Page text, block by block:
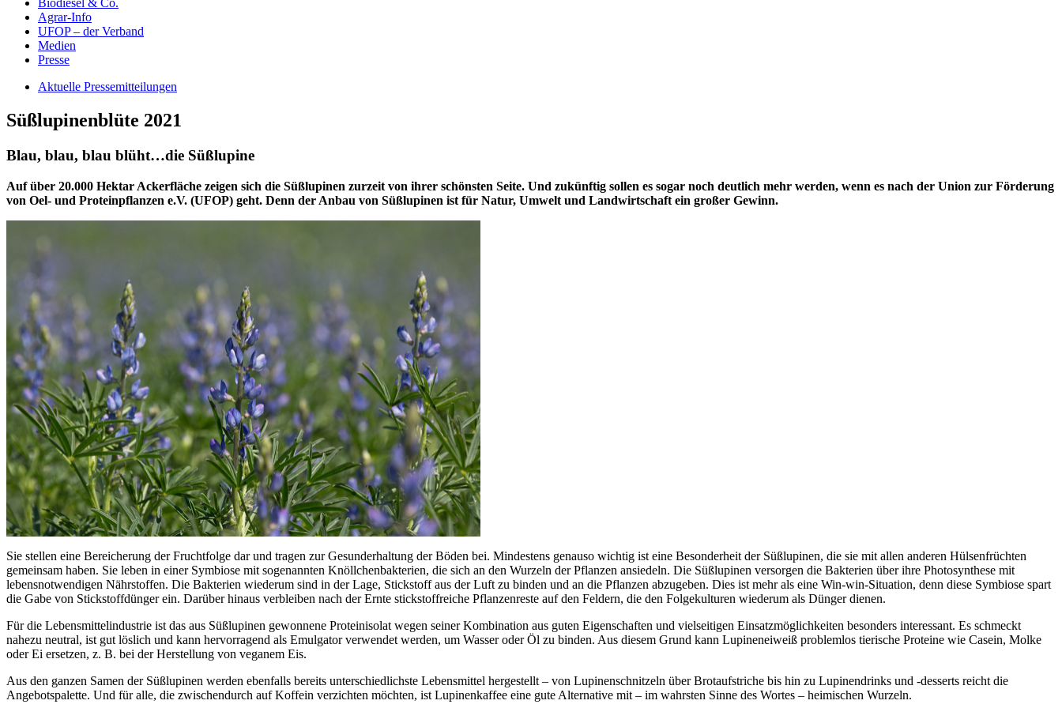
Biodiesel & Co.
Agrar-Info
UFOP – der Verband
Medien
Presse
Aktuelle Pressemitteilungen
Süßlupinenblüte 2021
Blau, blau, blau blüht…die Süßlupine
Auf über 20.000 Hektar Ackerfläche zeigen sich die Süßlupinen zurzeit von ihrer schönsten Seite. Und zukünftig sollen es sogar noch deutlich mehr werden, wenn es nach der Union zur Förderung
von Oel- und Proteinpflanzen e.V. (UFOP) geht. Denn der Anbau von Süßlupinen ist für Natur, Umwelt und Landwirtschaft ein großer Gewinn.
Sie stellen eine Bereicherung der Fruchtfolge dar und tragen zur Gesunderhaltung der Böden bei. Mindestens genauso wichtig ist eine Besonderheit der Süßlupinen, die sie mit allen anderen Hülsenfrüchten
gemeinsam haben. Sie leben in einer Symbiose mit sogenannten Knöllchenbakterien, die sich an den Wurzeln der Pflanzen ansiedeln. Die Süßlupinen versorgen die Bakterien über ihre Photosynthese mit
lebensnotwendigen Nährstoffen. Die Bakterien wiederum sind in der Lage, Stickstoff aus der Luft zu binden und an die Pflanzen abzugeben. Dies ist mehr als eine Win-win-Situation, denn diese Symbiose spart
die Gabe von Stickstoffdünger ein. Darüber hinaus verbleiben nach der Ernte stickstoffreiche Pflanzenreste auf den Feldern, die den Folgekulturen wiederum als Dünger dienen.
Für die Lebensmittelindustrie ist das aus Süßlupinen gewonnene Proteinisolat wegen seiner Kombination aus guten Eigenschaften und vielseitigen Einsatzmöglichkeiten besonders interessant. Es schmeckt
nahezu neutral, ist gut löslich und kann hervorragend als Emulgator verwendet werden, um Wasser oder Öl zu binden. Aus diesem Grund kann Lupineneiweiß problemlos tierische Proteine wie Casein, Molke
oder Ei ersetzen, z. B. bei der Herstellung von veganem Eis.
Aus den ganzen Samen der Süßlupinen werden ebenfalls bereits unterschiedlichste Lebensmittel hergestellt – von Lupinenschnitzeln über Brotaufstriche bis hin zu Lupinendrinks und -desserts reicht die
Angebotspalette. Und für alle, die zwischendurch auf Koffein verzichten möchten, ist Lupinenkaffee eine gute Alternative mit – im wahrsten Sinne des Wortes – heimischen Wurzeln.